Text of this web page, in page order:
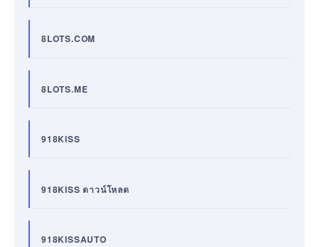
8LOTS.COM
8LOTS.ME
918KISS
918KISS ดาวน์โหลด
918KISSAUTO